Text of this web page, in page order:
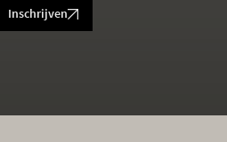
Inschrijven